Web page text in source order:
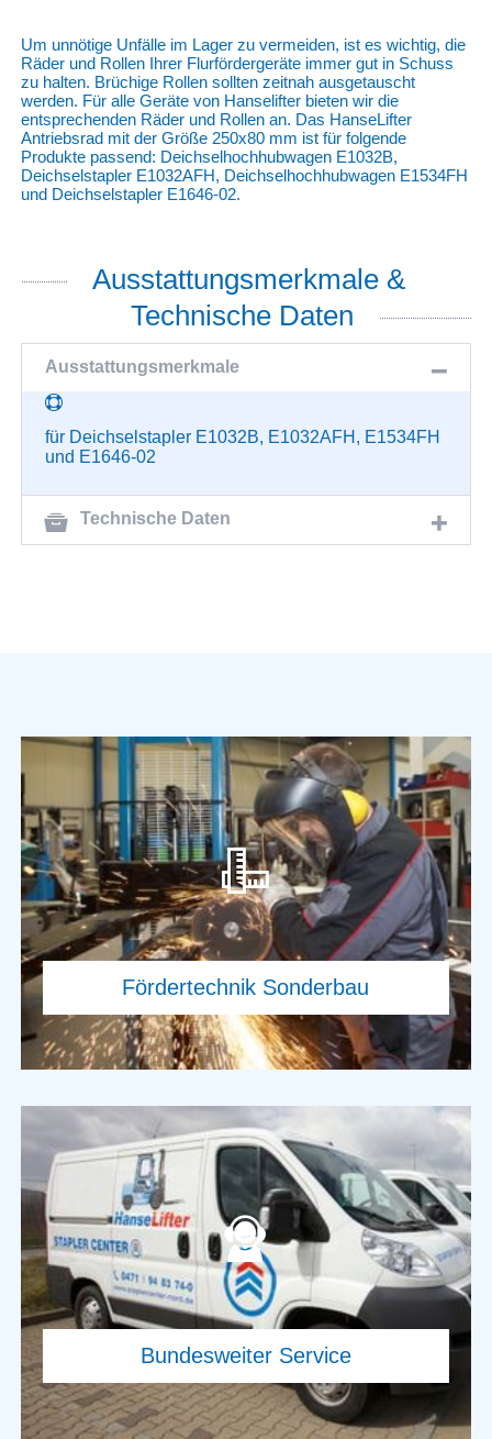
Um unnötige Unfälle im Lager zu vermeiden, ist es wichtig, die
Räder und Rollen Ihrer Flurfördergeräte immer gut in Schuss
zu halten. Brüchige Rollen sollten zeitnah ausgetauscht
werden. Für alle Geräte von Hanselifter bieten wir die
entsprechenden Räder und Rollen an. Das HanseLifter
Antriebsrad mit der Größe 250x80 mm ist für folgende
Produkte passend: Deichselhochhubwagen E1032B,
Deichselstapler E1032AFH, Deichselhochhubwagen E1534FH
und Deichselstapler E1646-02.
Ausstattungsmerkmale &
Technische Daten
Ausstattungsmerkmale
für Deichselstapler E1032B, E1032AFH, E1534FH
und E1646-02
Technische Daten